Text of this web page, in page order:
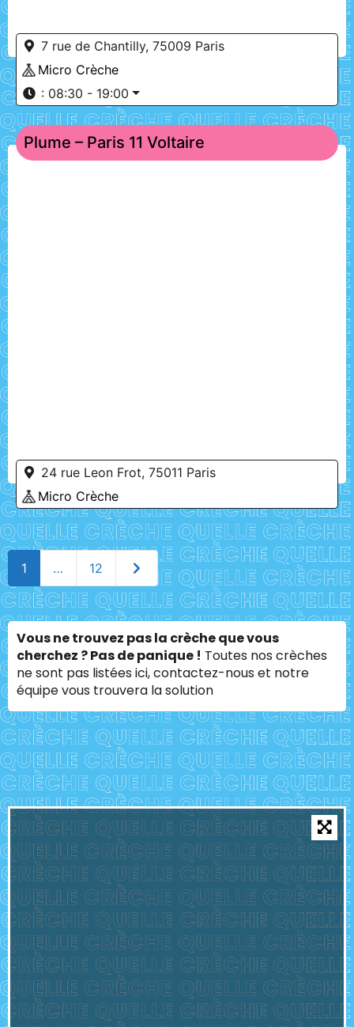
7 rue de Chantilly, 75009 Paris
Micro Crèche
: 08:30 - 19:00
Plume – Paris 11 Voltaire
24 rue Leon Frot, 75011 Paris
Micro Crèche
1 … 12 Older posts
Vous ne trouvez pas la crèche que vous
cherchez ? Pas de panique ! Toutes nos crèches
ne sont pas listées ici, contactez-nous et notre
équipe vous trouvera la solution